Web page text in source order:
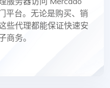
平台。无论是购买、销
些代理都能保证快速安
商务。